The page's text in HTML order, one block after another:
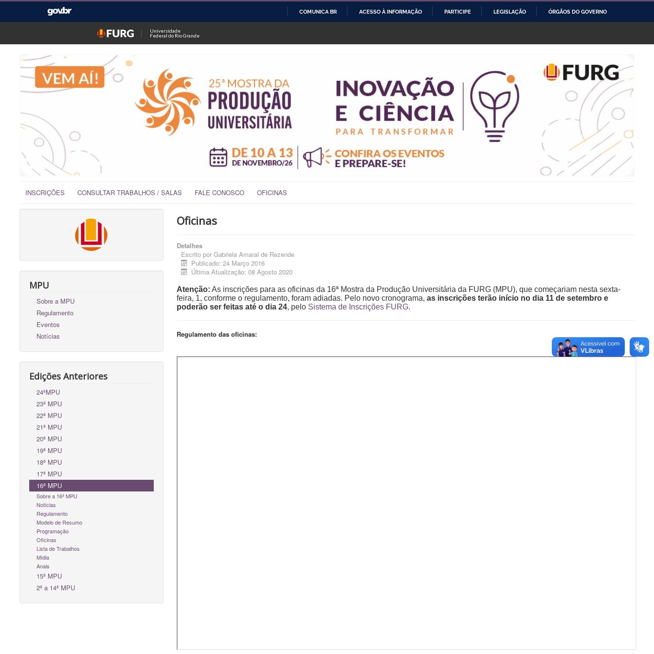
O
COMUNICA BR ACESSO À INFORMAÇÃO PARTICIPE LEGISLAÇÃO ÓRGÃOS DO GOVERNO
Universidade
Federal do Rio Grande
INSCRIÇÕES CONSULTAR TRABALHOS / SALAS FALE CONOSCO OFICINAS
MPU
Sobre a MPU
Regulamento
Eventos
Notícias
Edições Anteriores
24ªMPU
23ª MPU
22ª MPU
21ª MPU
20ª MPU
19ª MPU
18ª MPU
17ª MPU
16ª MPU
Sobre a 16ª MPU
Notícias
Regulamento
Modelo de Resumo
Programação
Oficinas
Lista de Trabalhos
Mídia
Anais
15ª MPU
2ª a 14ª MPU
Oficinas
Detalhes
Escrito por Gabriela Amaral de Rezende
Publicado: 24 Março 2016
Última Atualização: 08 Agosto 2020
Atenção: As inscrições para as oficinas da 16ª Mostra da Produção Universitária da FURG (MPU), que começariam nesta sexta-
feira, 1, conforme o regulamento, foram adiadas. Pelo novo cronograma, as inscrições terão início no dia 11 de setembro e
poderão ser feitas até o dia 24, pelo Sistema de Inscrições FURG.
Regulamento das oficinas: